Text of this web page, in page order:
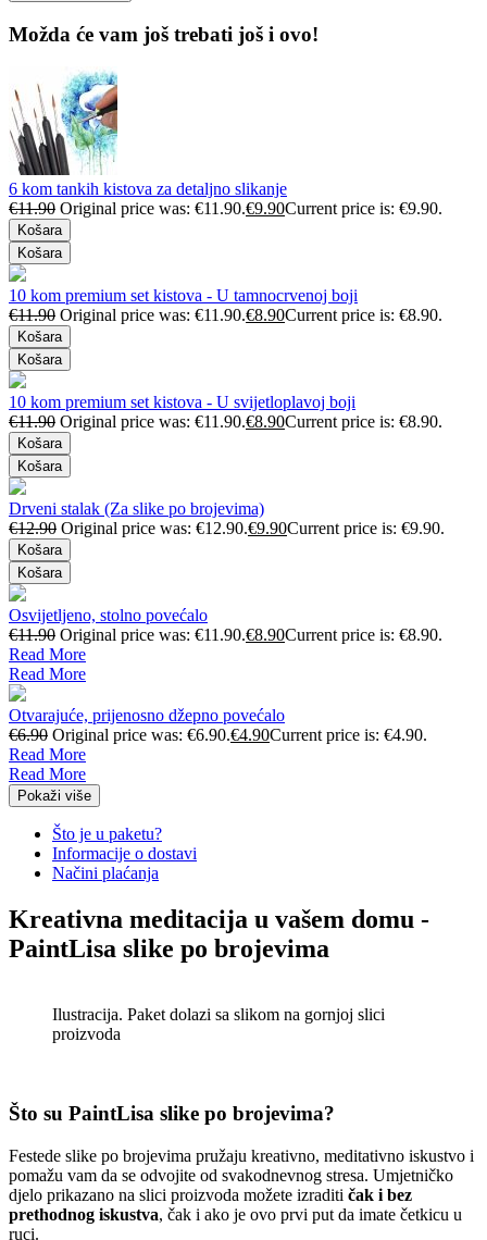
Možda će vam još trebati još i ovo!
6 kom tankih kistova za detaljno slikanje
€11.90 Original price was: €11.90.€9.90Current price is: €9.90.
Košara
Košara
10 kom premium set kistova - U tamnocrvenoj boji
€11.90 Original price was: €11.90.€8.90Current price is: €8.90.
Košara
Košara
10 kom premium set kistova - U svijetloplavoj boji
€11.90 Original price was: €11.90.€8.90Current price is: €8.90.
Košara
Košara
Drveni stalak (Za slike po brojevima)
€12.90 Original price was: €12.90.€9.90Current price is: €9.90.
Košara
Košara
Osvijetljeno, stolno povećalo
€11.90 Original price was: €11.90.€8.90Current price is: €8.90.
Read More
Read More
Otvarajuće, prijenosno džepno povećalo
€6.90 Original price was: €6.90.€4.90Current price is: €4.90.
Read More
Read More
Pokaži više
Što je u paketu?
Informacije o dostavi
Načini plaćanja
Kreativna meditacija u vašem domu -
PaintLisa slike po brojevima
Ilustracija. Paket dolazi sa slikom na gornjoj slici
proizvoda
Što su PaintLisa slike po brojevima?
Festede slike po brojevima pružaju kreativno, meditativno iskustvo i
pomažu vam da se odvojite od svakodnevnog stresa. Umjetničko
djelo prikazano na slici proizvoda možete izraditi čak i bez
prethodnog iskustva, čak i ako je ovo prvi put da imate četkicu u
ruci.